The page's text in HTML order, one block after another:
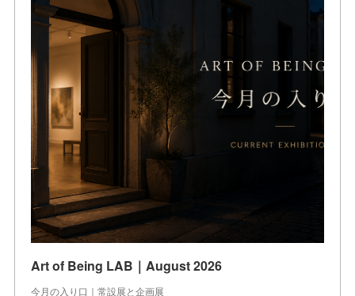
Art of Being LAB｜August 2026
今月の入り口｜常設展と企画展